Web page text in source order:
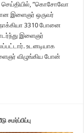
செய்தியில், ”கொசோவோ
இளைஞர் ஒருவர்
3310 போனை
இளைஞர்
உடனடியாக
விழுங்கிய போன்
சமர்ப்பிப்பு